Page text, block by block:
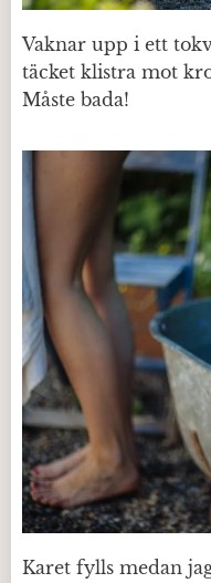
Vaknar upp i ett
täcket klistra mot
Måste bada!
Karet fylls medan